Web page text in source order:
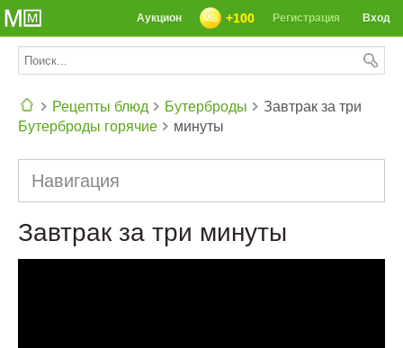
Вход
Регистрация
+100
Аукцион
Рецепты блюд
Бутерброды
Бутерброды горячие
Завтрак за три
минуты
Навигация
Завтрак за три минуты